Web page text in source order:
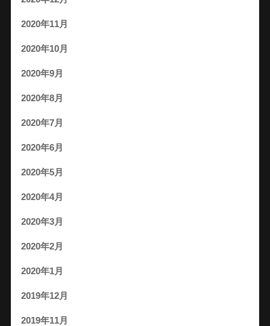
2020年11月
2020年10月
2020年9月
2020年8月
2020年7月
2020年6月
2020年5月
2020年4月
2020年3月
2020年2月
2020年1月
2019年12月
2019年11月